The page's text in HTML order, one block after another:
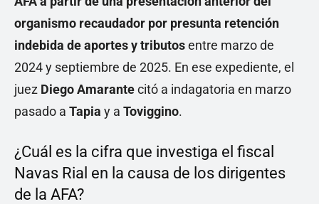
organismo recaudador por presunta retención
indebida de aportes y tributosentre marzo de
2024 y septiembre de 2025. En ese expediente, el
juez Diego Amarantecitó a indagatoria en marzo
pasado a Tapia y a Toviggino.
¿Cuál es la cifra que investiga el fiscal
Navas Rial en la causa de los dirigentes
de la AFA?